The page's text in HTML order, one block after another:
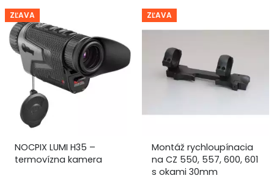
ZĽAVA
NOCPIX LUMI H35 –
termovízna kamera
ZĽAVA
Montáž rychloupínacia
na CZ 550, 557, 600, 601
s okami 30mm